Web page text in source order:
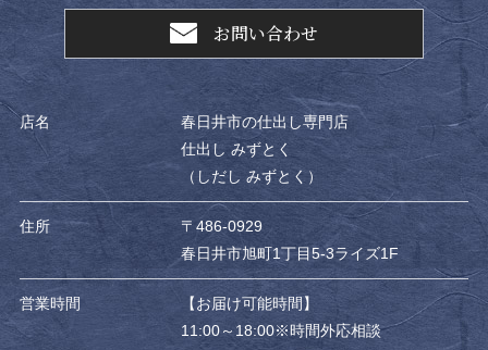
お問い合わせ
店名
春日井市の仕出し専門店
仕出し みずとく
（しだし みずとく）
住所
〒486-0929
春日井市旭町1丁目5-3ライズ1F
営業時間
【お届け可能時間】
11:00～18:00※時間外応相談